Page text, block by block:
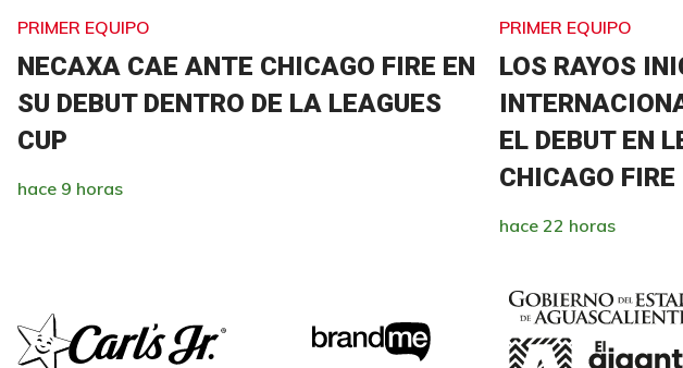
PRIMER EQUIPO
NECAXA CAE ANTE CHICAGO FIRE EN
SU DEBUT DENTRO DE LA LEAGUES
CUP
hace 9 horas
PRIMER EQUIPO
LOS RAYOS
EL DEBUT EN
CHICAGO FIRE
hace 22 horas